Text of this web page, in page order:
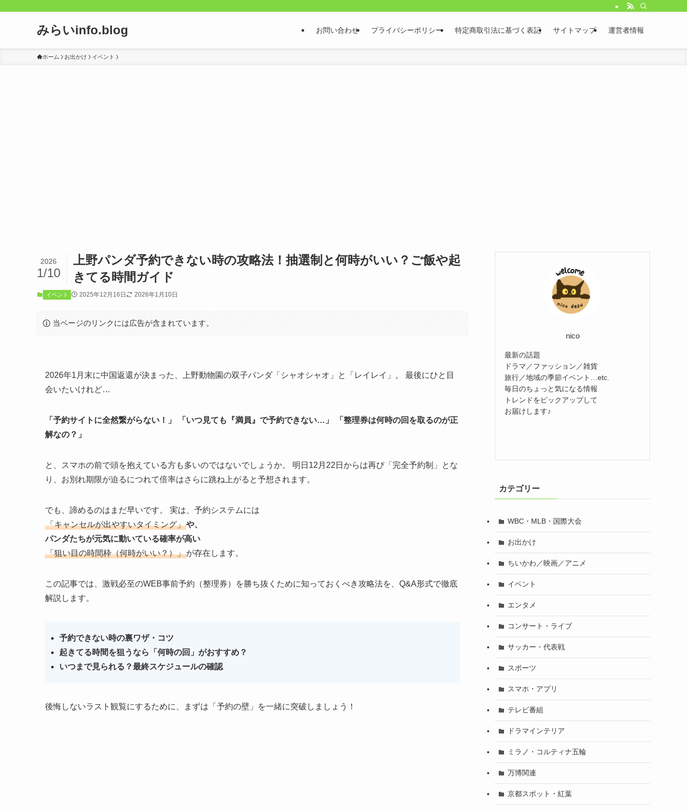
みらいinfo.blog お問い合わせ プライバシーポリシー 特定商取引法に基づく表記 サイトマップ 運営者情報
ホーム お出かけ イベント
上野パンダ予約できない時の攻略法！抽選制と何時がいい？ご飯や起
きてる時間ガイド
2026
1/10
イベント 2025年12月16日 2026年1月10日
当ページのリンクには広告が含まれています。
2026年1月末に中国返還が決まった、上野動物園の双子パンダ「シャオシャオ」と「レイレイ」。 最後にひと目
会いたいけれど…
「予約サイトに全然繋がらない！」 「いつ見ても『満員』で予約できない…」
「整理券は何時の回を取るのが正
解なの？」
と、スマホの前で頭を抱えている方も多いのではないでしょうか。 明日12月22日からは再び「完全予約制」とな
り、お別れ期限が迫るにつれて倍率はさらに跳ね上がると予想されます。
でも、諦めるのはまだ早いです。 実は、予約システムには
「キャンセルが出やすいタイミング」や、
パンダたちが元気に動いている確率が高い
「狙い目の時間枠（何時がいい？）」が存在します。
この記事では、激戦必至のWEB事前予約（整理券）を勝ち抜くために知っておくべき攻略法を、Q&A形式で徹底
解説します。
予約できない時の裏ワザ・コツ
起きてる時間を狙うなら「何時の回」がおすすめ？
いつまで見られる？最終スケジュールの確認
後悔しないラスト観覧にするために、まずは「予約の壁」を一緒に突破しましょう！
nico
最新の話題
ドラマ／ファッション／雑貨
旅行／地域の季節イベント…etc.
毎日のちょっと気になる情報
トレンドをピックアップして
お届けします♪
カテゴリー
WBC・MLB・国際大会
お出かけ
ちいかわ／映画／アニメ
イベント
エンタメ
コンサート・ライブ
サッカー・代表戦
スポーツ
スマホ・アプリ
テレビ番組
ドラマインテリア
ミラノ・コルティナ五輪
万博関連
京都スポット・紅葉